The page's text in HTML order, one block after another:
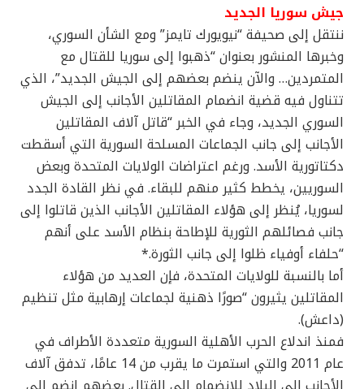
جيش سوريا الجديد
ننتقل إلى صحيفة “نيويورك تايمز” ومع الشأن السوري،
وخبرها المنشور بعنوان “ذهبوا إلى سوريا للقتال مع
المتمردين… والآن ينضم بعضهم إلى الجيش الجديد”، الذي
تتناول فيه قضية انضمام المقاتلين الأجانب إلى الجيش
السوري الجديد، وجاء في الخبر “قاتل آلاف المقاتلين
الأجانب إلى جانب الجماعات المسلحة السورية التي أسقطت
دكتاتورية الأسد. ورغم اعتراضات الولايات المتحدة وبعض
السوريين، يخطط كثير منهم للبقاء. في نظر القادة الجدد
لسوريا، يُنظر إلى هؤلاء المقاتلين الأجانب الذين قاتلوا إلى
جانب فصائلهم الثورية للإطاحة بنظام الأسد على أنهم
“حلفاء أوفياء ظلوا إلى جانب الثورة.*
أما بالنسبة للولايات المتحدة، فإن العديد من هؤلاء
المقاتلين يثيرون “صورًا ذهنية لجماعات إرهابية مثل تنظيم
(داعش).
فمنذ اندلاع الحرب الأهلية السورية متعددة الأطراف في
عام 2011 والتي استمرت ما يقرب من 14 عامًا، تدفق آلاف